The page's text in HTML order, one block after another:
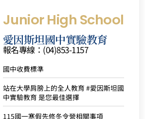
Junior High School
愛因斯坦國中實驗教育
報名專線：(04)853-1157
國中收費標準
站在大學肩膀上的全人教育 #愛因斯坦國
中實驗教育 是您最佳選擇
115國一寒假先修冬令營相關事項